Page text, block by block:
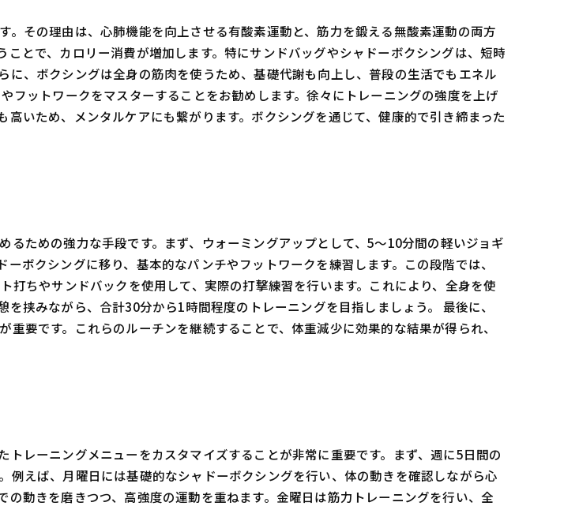
その理由は、心肺機能を向上させる有酸素運動と、筋力を鍛える無酸素運動の両方
とで、カロリー消費が増加します。特にサンドバッグやシャドーボクシングは、短時
、ボクシングは全身の筋肉を使うため、基礎代謝も向上し、普段の生活でもエネル
フットワークをマスターすることをお勧めします。徐々にトレーニングの強度を上げ
いため、メンタルケアにも繋がります。ボクシングを通じて、健康的で引き締まった
ための強力な手段です。まず、ウォーミングアップとして、5〜10分間の軽いジョギ
ボクシングに移り、基本的なパンチやフットワークを練習します。この段階では、
打ちやサンドバックを使用して、実際の打撃練習を行います。これにより、全身を使
挟みながら、合計30分から1時間程度のトレーニングを目指しましょう。 最後に、
要です。これらのルーチンを継続することで、体重減少に効果的な結果が得られ、
レーニングメニューをカスタマイズすることが非常に重要です。まず、週に5日間の
例えば、月曜日には基礎的なシャドーボクシングを行い、体の動きを確認しながら心
動きを磨きつつ、高強度の運動を重ねます。金曜日は筋力トレーニングを行い、全